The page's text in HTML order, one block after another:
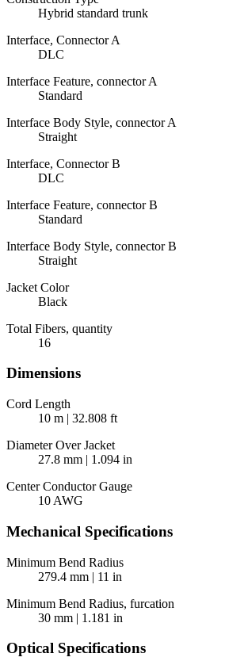
Hybrid standard trunk
Interface, Connector A
DLC
Interface Feature, connector A
Standard
Interface Body Style, connector A
Straight
Interface, Connector B
DLC
Interface Feature, connector B
Standard
Interface Body Style, connector B
Straight
Jacket Color
Black
Total Fibers, quantity
16
Dimensions
Cord Length
10 m | 32.808 ft
Diameter Over Jacket
27.8 mm | 1.094 in
Center Conductor Gauge
10 AWG
Mechanical Specifications
Minimum Bend Radius
279.4 mm | 11 in
Minimum Bend Radius, furcation
30 mm | 1.181 in
Optical Specifications